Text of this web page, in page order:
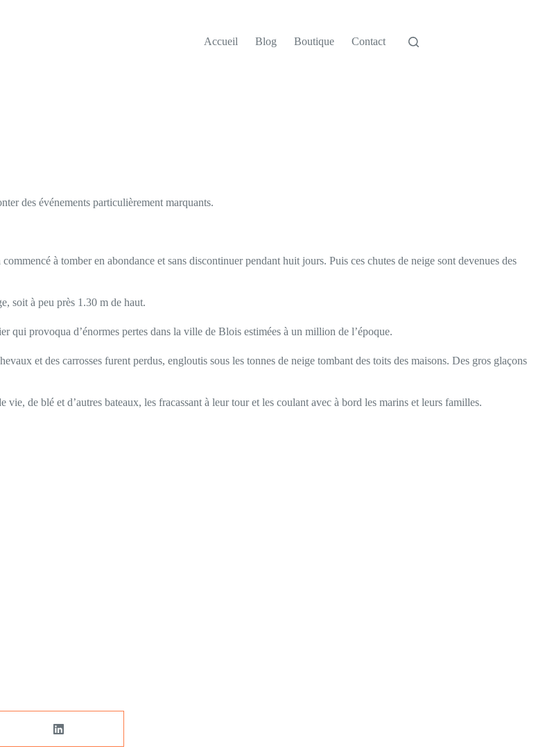
Accueil Blog Boutique Contact
des événements particulièrement marquants.
à tomber en abondance et sans discontinuer pendant huit jours. Puis ces chutes de neige sont devenues des
soit à peu près 1.30 m de haut.
qui provoqua d’énormes pertes dans la ville de Blois estimées à un million de l’époque.
et des carrosses furent perdus, engloutis sous les tonnes de neige tombant des toits des maisons. Des gros glaçons
de blé et d’autres bateaux, les fracassant à leur tour et les coulant avec à bord les marins et leurs familles.